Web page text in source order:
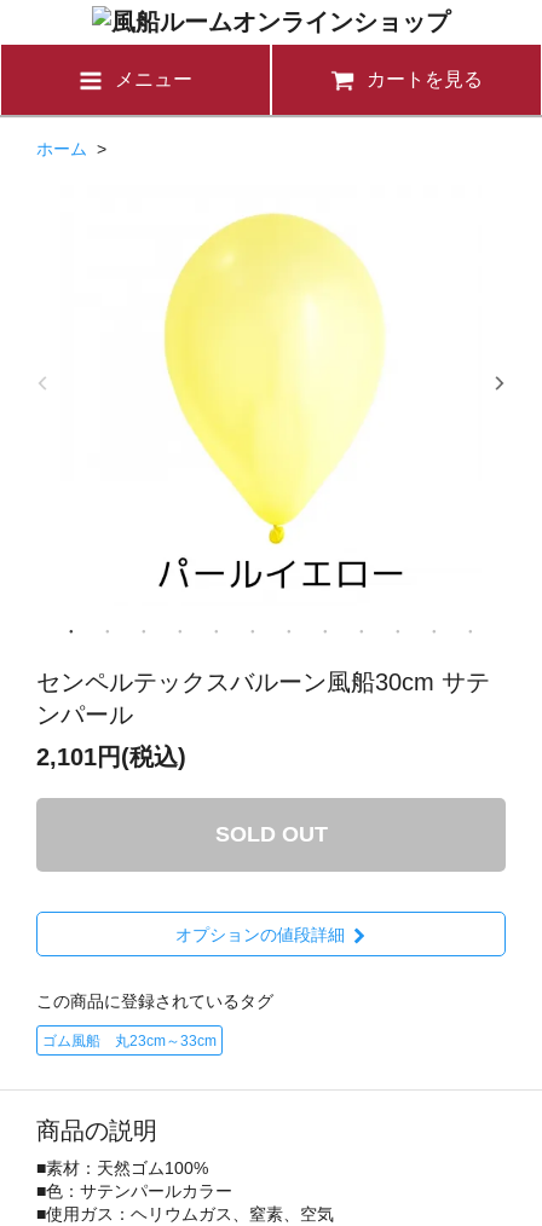
メニュー カートを見る
ホーム >
センペルテックスバルーン風船30cm サテ
ンパール
2,101円(税込)
SOLD OUT
オプションの値段詳細
この商品に登録されているタグ
ゴム風船 丸23cm～33cm
商品の説明
■素材：天然ゴム100%
■色：サテンパールカラー
■使用ガス：ヘリウムガス、窒素、空気